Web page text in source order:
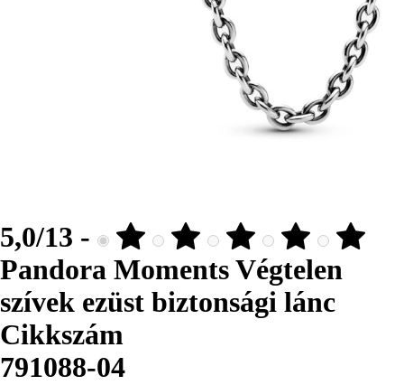
5,0/13 -
Pandora Moments Végtelen
szívek ezüst biztonsági lánc
Cikkszám
791088-04